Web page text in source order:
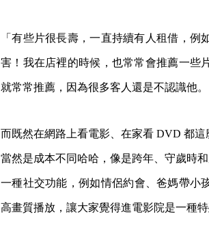
「有些片很長壽，一直持續有人租借，
害！我在店裡的時候，也常常會推薦一些
就常常推薦，因為很多客人還是不認識他。
而既然在網路上看電影、在家看 DVD 都
當然是成本不同哈哈，像是跨年、守歲時
一種社交功能，例如情侶約會、爸媽帶小
高畫質播放，讓大家覺得進電影院是一種